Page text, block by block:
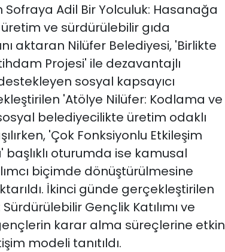
Adil Bir Yolculuk: Hasanağa
ve sürdürülebilir gıda
aktaran Nilüfer Belediyesi, 'Birlikte
Projesi' ile dezavantajlı
sosyal kapsayıcı
'Atölye Nilüfer: Kodlama ve
belediyecilikte üretim odaklı
'Çok Fonksiyonlu Etkileşim
başlıklı oturumda ise kamusal
biçimde dönüştürülmesine
İkinci günde gerçekleştirilen
Gençlik Katılımı ve
karar alma süreçlerine etkin
modeli tanıtıldı.